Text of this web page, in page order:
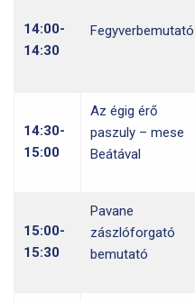
14:00-
14:30
Fegyverbemutató
14:30-
15:00
Az égig érő
paszuly – mese
Beátával
15:00-
15:30
Pavane
zászlóforgató
bemutató